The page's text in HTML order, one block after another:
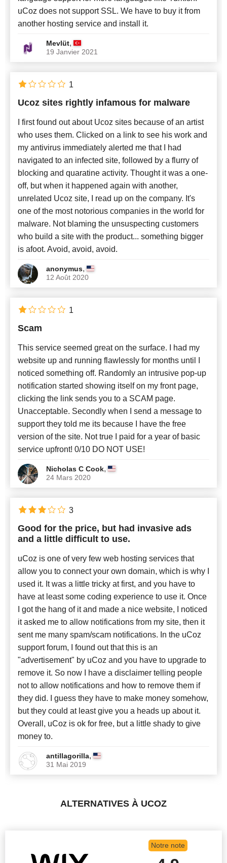
uCoz does not support SSL. We have to buy it from
another hosting service and install it.
Mevlüt,
19 Janvier 2021
Ucoz sites rightly infamous for malware
I first found out about Ucoz sites because of an artist
who uses them. Clicked on a link to see his work and
my antivirus immediately alerted me that I had
navigated to an infected site, followed by a flurry of
blocking and quaratine activity. Thought it was a one-
off, but when it happened again with another,
unrelated Ucoz site, I read up on the company. It's
one of the most notorious companies in the world for
malware. Not blaming the unsuspecting customers
who build a site with the product... something bigger
is afoot. Avoid, avoid, avoid.
anonymus,
12 Août 2020
1
Scam
This service seemed great on the surface. I had my
website up and running flawlessly for months until I
noticed something off. Randomly an intrusive pop-up
notification started showing itself on my front page,
clicking the link sends you to a SCAM page.
Unacceptable. Secondly when I send a message to
support they told me its because I have the free
version of the site. Not true I paid for a year of basic
service upfront! 0/10 DO NOT USE!
Nicholas C Cook,
24 Mars 2020
1
Good for the price, but had invasive ads
and a little difficult to use.
uCoz is one of very few web hosting services that
allow you to connect your own domain, which is why I
used it. It was a little tricky at first, and you have to
have at least some coding experience to use it. Once
I got the hang of it and made a nice website, I noticed
it asked me to allow notifications from my site, then it
sent me many spam/scam notifications. In the uCoz
support forum, I found out that this is an
"advertisement" by uCoz and you have to upgrade to
remove it. So now I have a disclaimer telling people
not to allow notifications and how to remove them if
they did. I guess they have to make money somehow,
but they could at least give you a heads up about it.
Overall, uCoz is ok for free, but a little shady to give
money to.
antillagorilla,
31 Mai 2019
3
ALTERNATIVES À UCOZ
Notre note